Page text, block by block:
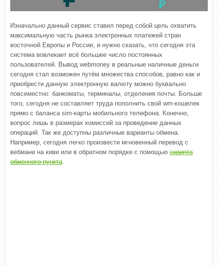
Изначально данный сервис ставил перед собой цель охватить
максимальную часть рынка электронных платежей стран
восточной Европы и России, и нужно сказать, что сегодня эта
система вовлекает всё большее число постоянных
пользователей. Вывод webmoney в реальные наличные деньги
сегодня стал возможен путём множества способов, равно как и
приобрести данную электронную валюту можно буквально
повсеместно: банкоматы, терминалы, отделения почты. Больше
того, сегодня не составляет труда пополнить свой wm-кошелек
прямо с баланса sim-карты мобильного телефона. Конечно,
вопрос лишь в размерах комиссий за проведение данных
операций. Так же доступны различные варианты обмена.
Например, сегодня легко произвести мгновенный перевод с
вебмани на киви или в обратном порядке с помощью скрипта
обменного пункта.